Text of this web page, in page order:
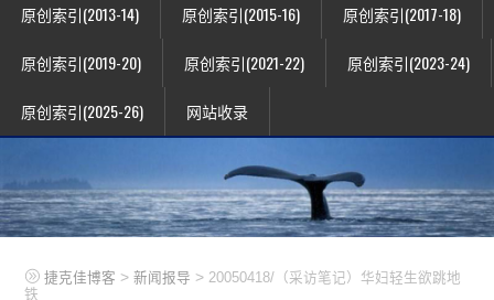
原创索引(2013-14) 原创索引(2015-16) 原创索引(2017-18)
原创索引(2019-20) 原创索引(2021-22) 原创索引(2023-24)
原创索引(2025-26) 网站收录
捷克佳博客 >新闻报导 > 20050418/（采访笔记）华妇轻生欲跳地
铁